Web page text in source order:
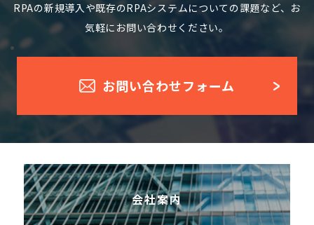
RPAの新規導入や既存のRPAシステムについての課題など、お
気軽にお問い合わせください。
お問い合わせフォーム
会社案内